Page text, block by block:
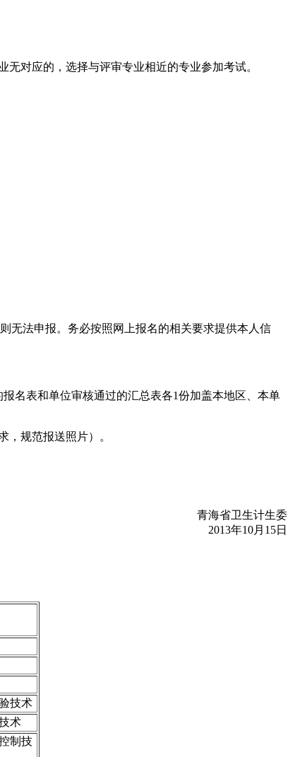
对应的，选择与评审专业相近的专业参加考试。
无法申报。务必按照网上报名的相关要求提供本人信
名表和单位审核通过的汇总表各1份加盖本地区、本单
规范报送照片）。
青海省卫生计生委
2013年10月15日
技术
术
制技